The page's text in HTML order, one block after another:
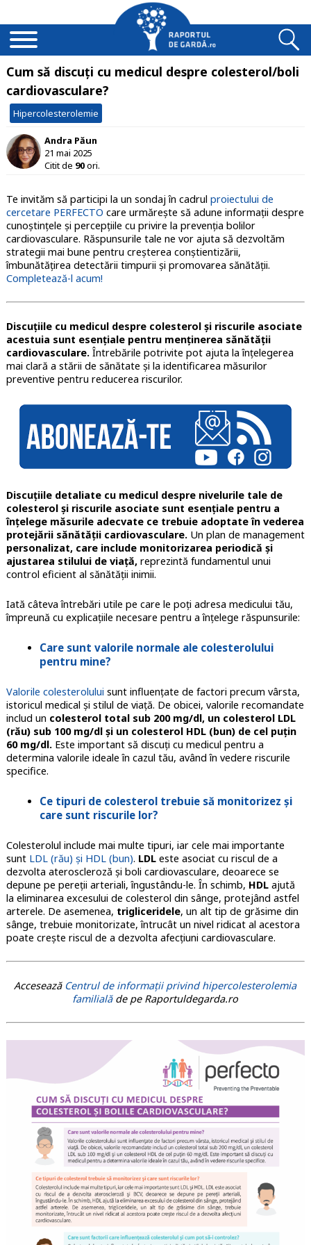
Cum să discuți cu medicul despre colesterol/boli
cardiovasculare?
Hipercolesterolemie
Andra Păun
21 mai 2025
Citit de 90ori.
Te invităm să participi la un sondaj în cadrul proiectului de
cercetare PERFECTO care urmărește să adune informații despre
cunoștințele și percepțiile cu privire la prevenția bolilor
cardiovasculare. Răspunsurile tale ne vor ajuta să dezvoltăm
strategii mai bune pentru creșterea conștientizării,
îmbunătățirea detectării timpurii și promovarea sănătății.
Completează-l acum!
Discuțiile cu medicul despre colesterol și riscurile asociate
acestuia sunt esențiale pentru menținerea sănătății
cardiovasculare.Întrebările potrivite pot ajuta la înțelegerea
mai clară a stării de sănătate și la identificarea măsurilor
preventive pentru reducerea riscurilor.
Discuțiile detaliate cu medicul despre nivelurile tale de
colesterol și riscurile asociate sunt esențiale pentru a
înțelege măsurile adecvate ce trebuie adoptate în vederea
protejării sănătății cardiovasculare.Un plan de management
personalizat, care include monitorizarea periodică și
ajustarea stilului de viață,reprezintă fundamentul unui
control eficient al sănătății inimii.
Iată câteva întrebări utile pe care le poți adresa medicului tău,
împreună cu explicațiile necesare pentru a înțelege răspunsurile:
Care sunt valorile normale ale colesterolului
pentru mine?
Valorile colesterolului sunt influențate de factori precum vârsta,
istoricul medical și stilul de viață. De obicei, valorile recomandate
includ un colesterol total sub 200 mg/dl, un colesterol LDL
(rău) sub 100 mg/dl și un colesterol HDL (bun) de cel puțin
60 mg/dl.Este important să discuți cu medicul pentru a
determina valorile ideale în cazul tău, având în vedere riscurile
specifice.
Ce tipuri de colesterol trebuie să monitorizez și
care sunt riscurile lor?
Colesterolul include mai multe tipuri, iar cele mai importante
sunt LDL (rău) și HDL (bun). LDLeste asociat cu riscul de a
dezvolta ateroscleroză și boli cardiovasculare, deoarece se
depune pe pereții arteriali, îngustându-le. În schimb, HDLajută
la eliminarea excesului de colesterol din sânge, protejând astfel
arterele. De asemenea, trigliceridele, un alt tip de grăsime din
sânge, trebuie monitorizate, întrucât un nivel ridicat al acestora
poate crește riscul de a dezvolta afecțiuni cardiovasculare.
Accesează Centrul de informații privind hipercolesterolemia
familialăde pe Raportuldegarda.ro